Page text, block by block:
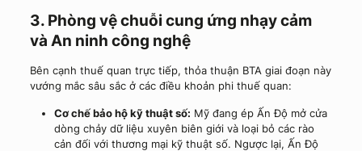
3. Phòng vệ chuỗi cung ứng nhạy cảm
và An ninh công nghệ
Bên cạnh thuế quan trực tiếp, thỏa thuận BTA giai đoạn này
vướng mắc sâu sắc ở các điều khoản phi thuế quan:
Cơ chế bảo hộ kỹ thuật số: Mỹ đang ép Ấn Độ mở cửa
dòng chảy dữ liệu xuyên biên giới và loại bỏ các rào
cản đối với thương mại kỹ thuật số. Ngược lại, Ấn Độ